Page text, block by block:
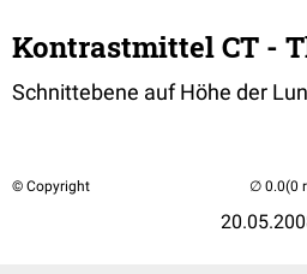
Kontrastmittel CT -
Schnittebene auf Höhe der
© Copyright (0